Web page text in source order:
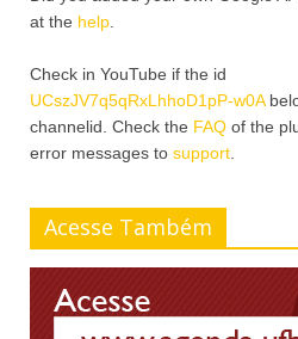
at the help
Check in YouTube if the id
UCszJV7q5qRxLhhoD1pP-w0A
channelid. Check the FAQ of the
error messages to support
Acesse Também